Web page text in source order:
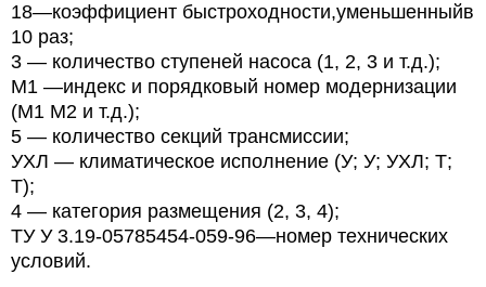
18—коэффициент быстроходности,уменьшенныйв
10 раз;
3 — количество ступеней насоса (1, 2, 3 и т.д.);
М1 —индекс и порядковый номер модернизации
(М1 М2 и т.д.);
5 — количество секций трансмиссии;
УХЛ — климатическое исполнение (У; У; УХЛ; Т;
Т);
4 — категория размещения (2, 3, 4);
ТУ У 3.19-05785454-059-96—номер технических
условий.